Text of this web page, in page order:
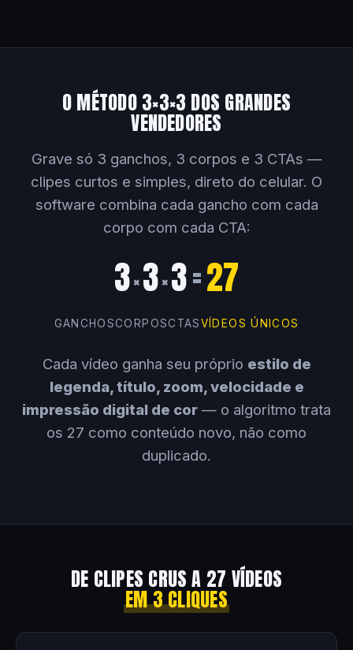
O MÉTODO 3×3×3 DOS GRANDES
VENDEDORES
Grave só 3 ganchos, 3 corpos e 3 CTAs —
clipes curtos e simples, direto do celular. O
software combina cada gancho com cada
corpo com cada CTA:
3×3×3=27
GANCHOSCORPOSCTASVÍDEOS ÚNICOS
Cada vídeo ganha seu próprio estilo de
legenda, título, zoom, velocidade e
impressão digital de cor — o algoritmo trata
os 27 como conteúdo novo, não como
duplicado.
DE CLIPES CRUS A 27 VÍDEOS
EM 3 CLIQUES